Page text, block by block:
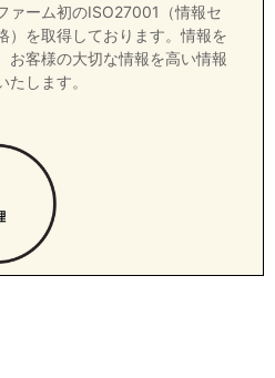
ァーム初のISO27001（情報セ
）を取得しております。情報を
お客様の大切な情報を高い情報
します。